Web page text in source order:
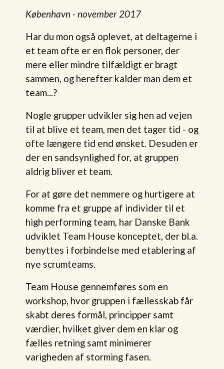
København - november 2017
Har du mon også oplevet, at deltagerne i
et team ofte er en flok personer, der
mere eller mindre tilfældigt er bragt
sammen, og herefter kalder man dem et
team...?
Nogle grupper udvikler sig hen ad vejen
til at blive et team, men det tager tid - og
ofte længere tid end ønsket. Desuden er
der en sandsynlighed for, at gruppen
aldrig bliver et team.
For at gøre det nemmere og hurtigere at
komme fra et gruppe af individer til et
high performing team, har Danske Bank
udviklet Team House konceptet, der bl.a.
benyttes i forbindelse med etablering af
nye scrumteams.
Team House gennemføres som en
workshop, hvor gruppen i fællesskab får
skabt deres formål, principper samt
værdier, hvilket giver dem en klar og
fælles retning samt minimerer
varigheden af storming fasen.